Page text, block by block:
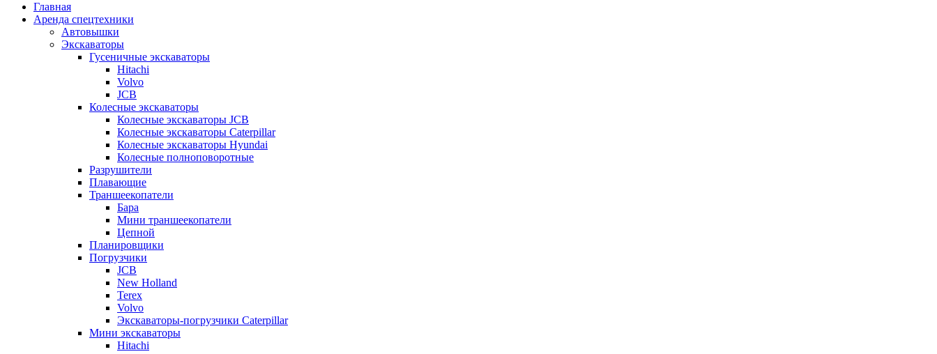
Главная
Аренда спецтехники
Автовышки
Экскаваторы
Гусеничные экскаваторы
Hitachi
Volvo
JCB
Колесные экскаваторы
Колесные экскаваторы JCB
Колесные экскаваторы Caterpillar
Колесные экскаваторы Hyundai
Колесные полноповоротные
Разрушители
Плавающие
Траншеекопатели
Бара
Мини траншеекопатели
Цепной
Планировщики
Погрузчики
JCB
New Holland
Terex
Volvo
Экскаваторы-погрузчики Caterpillar
Мини экскаваторы
Hitachi